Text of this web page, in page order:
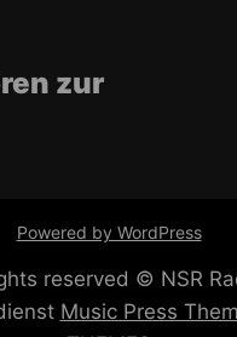
zur
Powered by WordPress
reserved © NSR
Music Press